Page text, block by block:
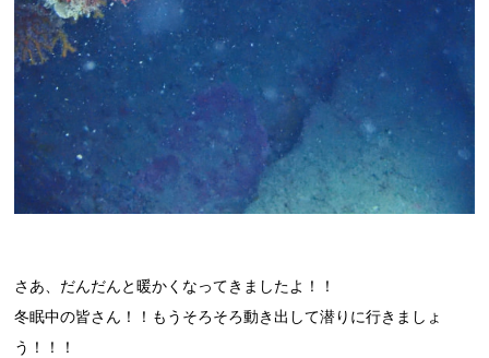
さあ、だんだんと暖かくなってきましたよ！！
冬眠中の皆さん！！もうそろそろ動き出して潜りに行きましょ
う！！！